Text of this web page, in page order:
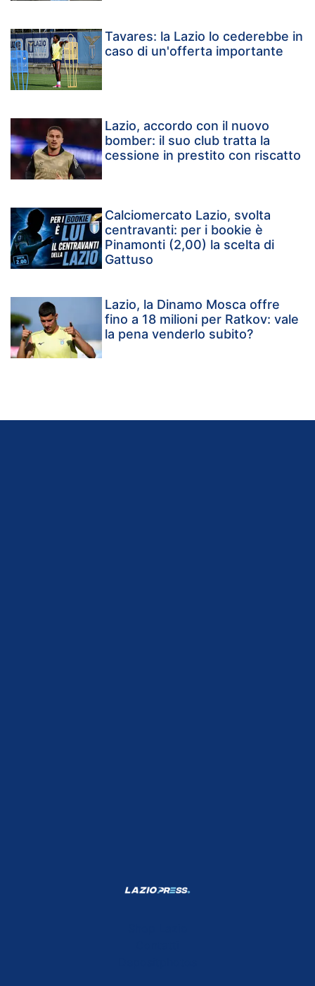
Tavares: la Lazio lo cederebbe in
caso di un'offerta importante
Lazio, accordo con il nuovo
bomber: il suo club tratta la
cessione in prestito con riscatto
Calciomercato Lazio, svolta
centravanti: per i bookie è
Pinamonti (2,00) la scelta di
Gattuso
Lazio, la Dinamo Mosca offre
fino a 18 milioni per Ratkov: vale
la pena venderlo subito?